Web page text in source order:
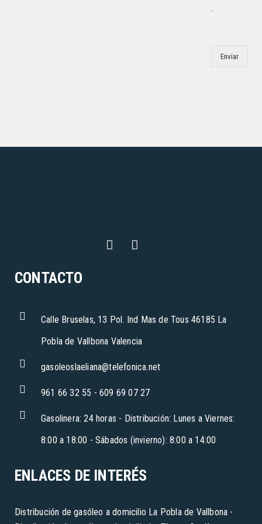
.
Enviar
CONTACTO
Calle Bruselas, 13 Pol. Ind Mas de Tous 46185 La
Pobla de Vallbona Valencia
gasoleoslaeliana@telefonica.net
961 66 32 55 - 609 69 07 27
Gasolinera: 24 horas - Distribución: Lunes a Viernes:
8:00 a 18:00 - Sábados (invierno): 8:00 a 14:00
ENLACES DE INTERÉS
Distribución de gasóleo a domicilio La Pobla de Vallbona -